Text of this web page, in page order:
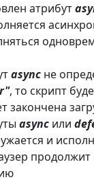
атрибут
async не
, то скрипт
закончена
async или
и
продолжит